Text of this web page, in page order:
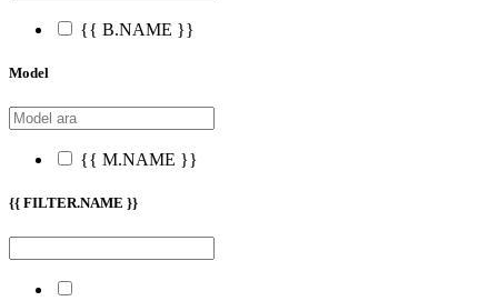
{{ B.NAME }}
Model
{{ M.NAME }}
{{ FILTER.NAME }}